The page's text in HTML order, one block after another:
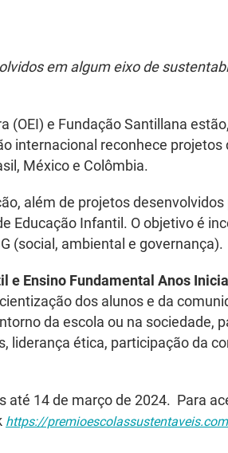
em algum eixo de
(OEI) e Fundação Santillana
internacional reconhece projetos
México e Colômbia.
além de projetos desenvolvidos
Educação Infantil. O objetivo é
(social, ambiental e governança).
e Ensino Fundamental Anos
dos alunos e da
da escola ou na sociedade,
liderança ética, participação da
até 14 de março de 2024. Para
https://